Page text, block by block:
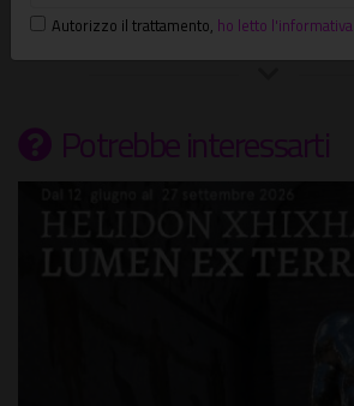
Potrebbe interessarti
Autorizzo il trattamento, ho letto l'informativa